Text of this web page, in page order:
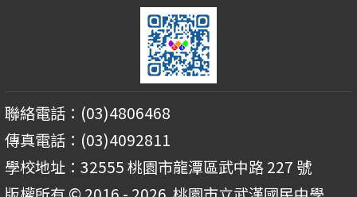
聯絡電話：(03)4806468
傳真電話：(03)4092811
學校地址：32555 桃園市龍潭區武中路 227 號